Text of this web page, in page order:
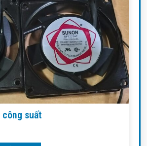
suất